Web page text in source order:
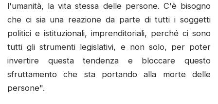
l'umanità, la vita stessa delle persone. C'è bisogno
che ci sia una reazione da parte di tutti i soggetti
politici e istituzionali, imprenditoriali, perché ci sono
tutti gli strumenti legislativi, e non solo, per poter
invertire questa tendenza e bloccare questo
sfruttamento che sta portando alla morte delle
persone".